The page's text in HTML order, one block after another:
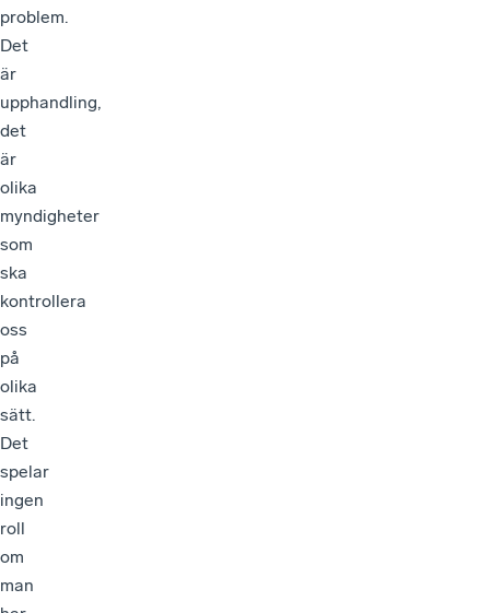
problem.
Det
är
upphandling,
det
är
olika
myndigheter
som
ska
kontrollera
oss
på
olika
sätt.
Det
spelar
ingen
roll
om
man